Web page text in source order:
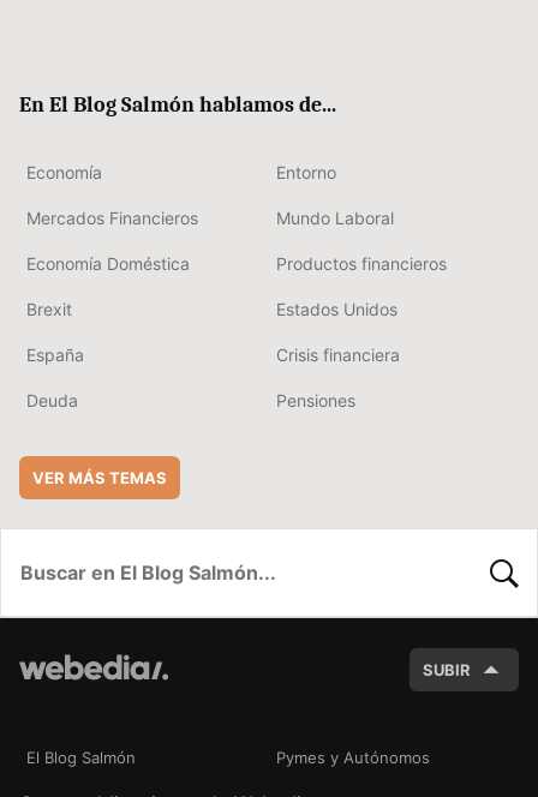
En El Blog Salmón hablamos de...
Economía Entorno
Mercados Financieros Mundo Laboral
Economía Doméstica Productos financieros
Brexit Estados Unidos
España Crisis financiera
Deuda Pensiones
VER MÁS TEMAS
SUBIR
El Blog Salmón Pymes y Autónomos